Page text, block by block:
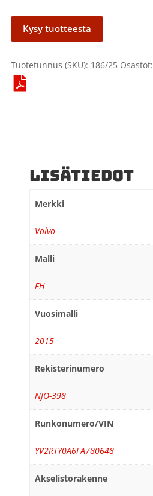
Kysy tuotteesta
Tuotetunnus (SKU): 186/25 Osastot:
LISÄTIEDOT
Merkki
Volvo
Malli
FH
Vuosimalli
2015
Rekisterinumero
NJO-398
Runkonumero/VIN
YV2RTY0A6FA780648
Akselistorakenne